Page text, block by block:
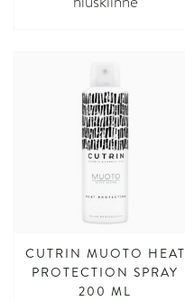
CUTRIN MUOTO HEAT
PROTECTION SPRAY
200 ML